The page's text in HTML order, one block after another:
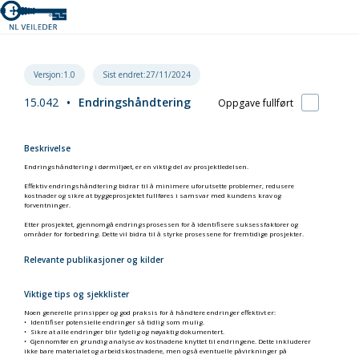
Versjon:1.0 Sist endret:27/11/2024
15.042 • Endringshåndtering Oppgave fullført
Beskrivelse
Endringshåndtering i dørmiljøet, er en viktig del av prosjektledelsen.
Effektiv endringshåndtering bidrar til å minimere uforutsette problemer, redusere
kostnader og sikre at byggeprosjektet fullføres i samsvar med kundens krav og
forventninger.
Etter prosjektet, gjennomgå endringsprosessen for å identifisere suksessfaktorer og
områder for forbedring. Dette vil bidra til å styrke prosessene for fremtidige prosjekter.
Relevante publikasjoner og kilder
Viktige tips og sjekklister
Noen generelle prinsipper og god praksis for å håndtere endringer effektivt er:
Identifiser potensielle endringer så tidlig som mulig.
Sikre at alle endringer blir tydelig og nøyaktig dokumentert.
Gjennomfør en grundig analyse av kostnadene knyttet til endringene. Dette inkluderer
ikke bare materialet og arbeidskostnadene, men også eventuelle påvirkninger på